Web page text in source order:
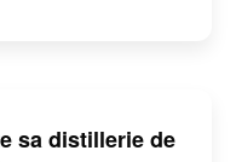
sa distillerie de